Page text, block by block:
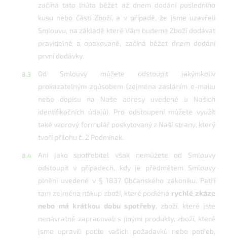
začíná tato lhůta běžet až dnem dodání posledního
kusu nebo části Zboží, a v případě, že jsme uzavřeli
Smlouvu, na základě které Vám budeme Zboží dodávat
pravidelně a opakovaně, začíná běžet dnem dodání
první dodávky.
Od Smlouvy můžete odstoupit jakýmkoliv
prokazatelným způsobem (zejména zasláním e-mailu
nebo dopisu na Naše adresy uvedené u Našich
identifikačních údajů). Pro odstoupení můžete využít
také vzorový formulář poskytovaný z Naší strany, který
tvoří přílohu č. 2 Podmínek.
Ani jako spotřebitel však nemůžete od Smlouvy
odstoupit v případech, kdy je předmětem Smlouvy
plnění uvedené v § 1837 Občanského zákoníku. Patří
tam zejména nákup zboží, které podléhá rychlé zkáze
nebo má krátkou dobu spotřeby, zboží, které jste
nenávratně zapracovali s jinými produkty, zboží, které
jsme upravili podle vašich požadavků nebo potřeb,